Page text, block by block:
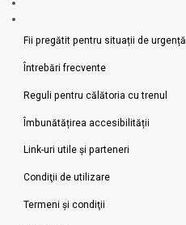
Fii pregătit pentru situații de urgență
Întrebări frecvente
Reguli pentru călătoria cu trenul
Îmbunătățirea accesibilității
Link-uri utile şi parteneri
Condiţii de utilizare
Termeni şi condiţii